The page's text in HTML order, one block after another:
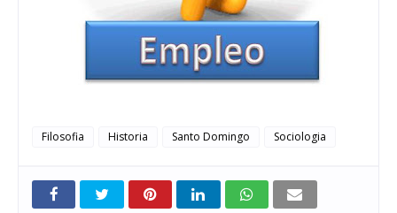
Filosofia Historia Santo Domingo Sociologia